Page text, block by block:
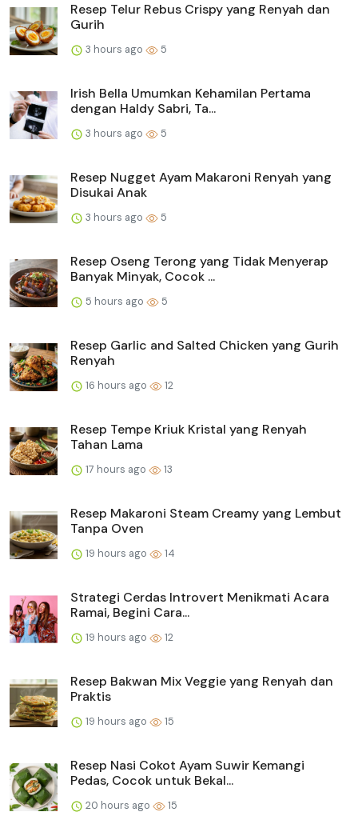
Resep Telur Rebus Crispy yang Renyah dan
Gurih
3 hours ago 5
Irish Bella Umumkan Kehamilan Pertama
dengan Haldy Sabri, Ta...
3 hours ago 5
Resep Nugget Ayam Makaroni Renyah yang
Disukai Anak
3 hours ago 5
Resep Oseng Terong yang Tidak Menyerap
Banyak Minyak, Cocok ...
5 hours ago 5
Resep Garlic and Salted Chicken yang Gurih
Renyah
16 hours ago 12
Resep Tempe Kriuk Kristal yang Renyah
Tahan Lama
17 hours ago 13
Resep Makaroni Steam Creamy yang Lembut
Tanpa Oven
19 hours ago 14
Strategi Cerdas Introvert Menikmati Acara
Ramai, Begini Cara...
19 hours ago 12
Resep Bakwan Mix Veggie yang Renyah dan
Praktis
19 hours ago 15
Resep Nasi Cokot Ayam Suwir Kemangi
Pedas, Cocok untuk Bekal...
20 hours ago 15